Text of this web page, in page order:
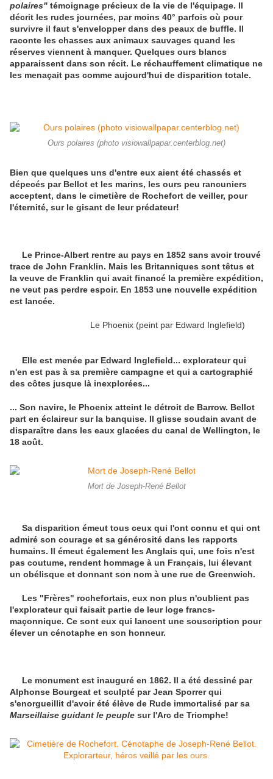
polaires" témoignage précieux de la vie de l'équipage. Il
décrit les rudes journées, par moins 40° parfois où pour
survivre il faut s'envelopper dans des peaux de buffle. Il
raconte les chasses aux animaux sauvages quand les
réserves viennent à manquer. Quelques ours blancs
apparaissent dans son récit. Le réchauffement climatique ne
les menaçait pas comme aujourd'hui de disparition totale.
Ours polaires (photo visiowallpapar.centerblog.net)
Bien que quelques uns d'entre eux aient été chassés et
dépecés par Bellot et les marins, les ours peu rancuniers
acceptent, dans le cimetière de Rochefort de veiller, pour
l'éternité, sur le gisant de leur prédateur!
Le Prince-Albert rentre au pays en 1852 sans avoir trouvé
trace de John Franklin. Mais les Britanniques sont têtus et
la veuve de Franklin qui avait financé la première expédition,
ne veut pas perdre espoir. En 1853 une nouvelle expédition
est lancée.
Le Phoenix (peint par Edward Inglefield)
Elle est menée par Edward Inglefield... explorateur qui
n'en est pas à sa première campagne et qui a cartographié
des côtes jusque là inexplorées...
... Son navire, le Phoenix atteint le détroit de Barrow. Bellot
part en éclaireur sur la banquise. Il glisse soudain avant de
disparaître dans les eaux glacées du canal de Wellington, le
18 août.
Mort de Joseph-René Bellot
Sa disparition émeut tous ceux qui l'ont connu et qui ont
admiré son courage et sa générosité dans les rapports
humains. Il émeut également les Anglais qui, une fois n'est
pas coutume, rendent hommage à un Français, lui élevant
un obélisque et donnant son nom à une rue de Greenwich.
Les "Frères" rochefortais, eux non plus n'oublient pas
l'explorateur qui faisait partie de leur loge francs-
maçonnique. Ce sont eux qui lancent une souscription pour
élever un cénotaphe en son honneur.
Le monument est inauguré en 1862. Il a été dessiné par
Alphonse Bourgeat et sculpté par Jean Sporrer qui
s'enorgueillit d'avoir été élève de Rude immortalisé par sa
Marseillaise guidant le peuple sur l'Arc de Triomphe!